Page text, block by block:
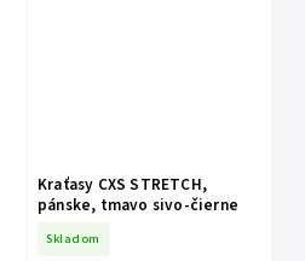
Kraťasy CXS STRETCH,
pánske, tmavo sivo-čierne
Skladom